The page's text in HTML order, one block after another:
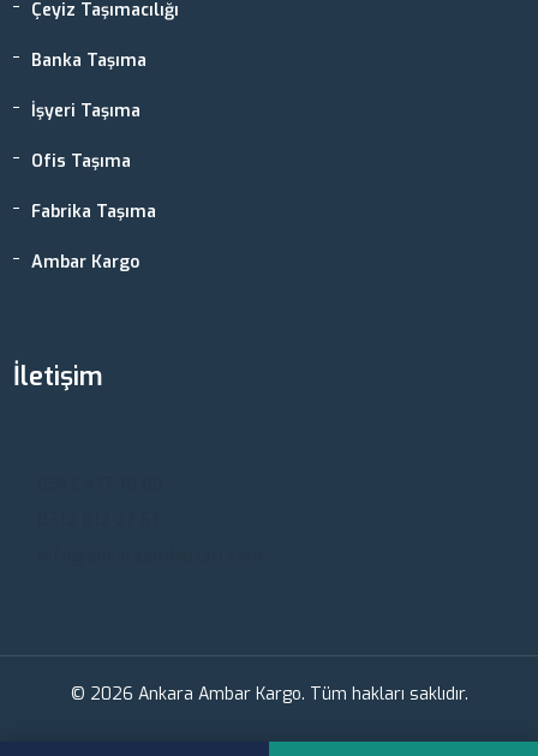
Çeyiz Taşımacılığı
Banka Taşıma
İşyeri Taşıma
Ofis Taşıma
Fabrika Taşıma
Ambar Kargo
İletişim
© 2026 Ankara Ambar Kargo. Tüm hakları saklıdır.